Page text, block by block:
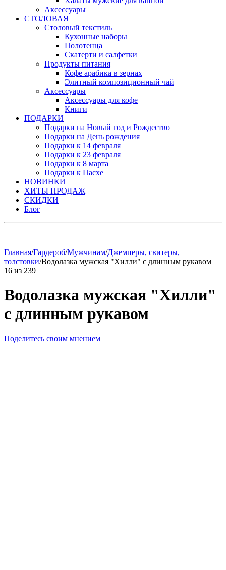
Аксессуары
СТОЛОВАЯ
Столовый текстиль
Кухонные наборы
Полотенца
Скатерти и салфетки
Продукты питания
Кофе арабика в зернах
Элитный композиционный чай
Аксессуары
Аксессуары для кофе
Книги
ПОДАРКИ
Подарки на Новый год и Рождество
Подарки на День рождения
Подарки к 14 февраля
Подарки к 23 февраля
Подарки к 8 марта
Подарки к Пасхе
НОВИНКИ
ХИТЫ ПРОДАЖ
СКИДКИ
Блог
Главная/Гардероб/Мужчинам/Джемперы, свитеры,
толстовки/Водолазка мужская "Хилли" с длинным рукавом
16 из 239
Водолазка мужская "Хилли"
с длинным рукавом
Поделитесь своим мнением